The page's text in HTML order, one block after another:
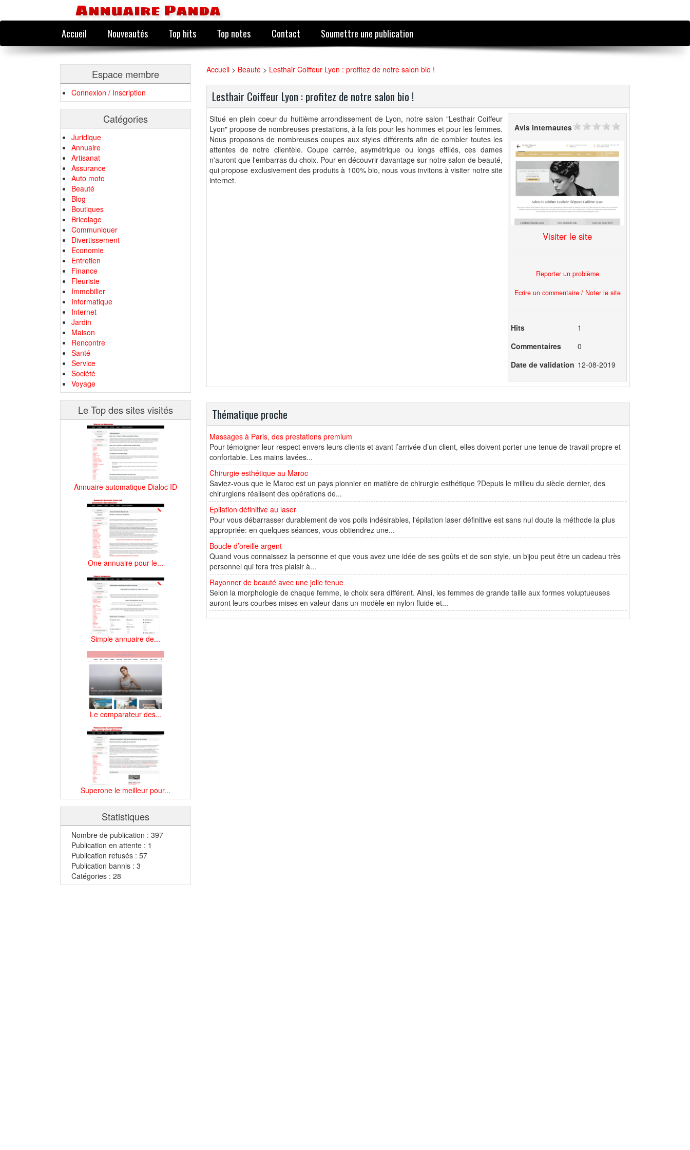
Annuaire Panda
Accueil Nouveautés Top hits Top notes Contact Soumettre une publication
Espace membre
Connexion / Inscription
Catégories
Juridique
Annuaire
Artisanat
Assurance
Auto moto
Beauté
Blog
Boutiques
Bricolage
Communiquer
Divertissement
Economie
Entretien
Finance
Fleuriste
Immobilier
Informatique
Internet
Jardin
Maison
Rencontre
Santé
Service
Société
Voyage
Le Top des sites visités
Annuaire automatique Dialoc ID
One annuaire pour le...
Simple annuaire de...
Le comparateur des...
Superone le meilleur pour...
Statistiques
Nombre de publication : 397
Publication en attente : 1
Publication refusés : 57
Publication bannis : 3
Catégories : 28
Accueil > Beauté > Lesthair Coiffeur Lyon : profitez de notre salon bio !
Lesthair Coiffeur Lyon : profitez de notre salon bio !
Situé en plein coeur du huitième arrondissement de Lyon, notre salon "Lesthair Coiffeur
Lyon" propose de nombreuses prestations, à la fois pour les hommes et pour les femmes.
Nous proposons de nombreuses coupes aux styles différents afin de combler toutes les
attentes de notre clientèle. Coupe carrée, asymétrique ou longs effilés, ces dames
n'auront que l'embarras du choix. Pour en découvrir davantage sur notre salon de beauté,
qui propose exclusivement des produits à 100% bio, nous vous invitons à visiter notre site
internet.
Avis internautes
Visiter le site
Reporter un problème
Ecrire un commentaire / Noter le site
Hits
1
Commentaires
0
Date de validation 12-08-2019
Thématique proche
Massages à Paris, des prestations premium
Pour témoigner leur respect envers leurs clients et avant l’arrivée d’un client, elles doivent porter une tenue de travail propre et
confortable. Les mains lavées...
Chirurgie esthétique au Maroc
Saviez-vous que le Maroc est un pays pionnier en matière de chirurgie esthétique ?Depuis le millieu du siècle dernier, des
chirurgiens réalisent des opérations de...
Epilation définitive au laser
Pour vous débarrasser durablement de vos poils indésirables, l'épilation laser définitive est sans nul doute la méthode la plus
appropriée: en quelques séances, vous obtiendrez une...
Boucle d’oreille argent
Quand vous connaissez la personne et que vous avez une idée de ses goûts et de son style, un bijou peut être un cadeau très
personnel qui fera très plaisir à...
Rayonner de beauté avec une jolie tenue
Selon la morphologie de chaque femme, le choix sera différent. Ainsi, les femmes de grande taille aux formes voluptueuses
auront leurs courbes mises en valeur dans un modèle en nylon fluide et...